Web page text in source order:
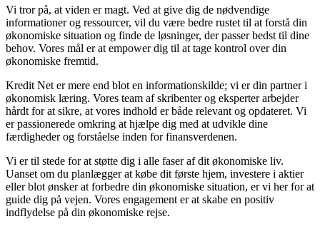
Vi tror på, at viden er magt. Ved at give dig de nødvendige
informationer og ressourcer, vil du være bedre rustet til at forstå din
økonomiske situation og finde de løsninger, der passer bedst til dine
behov. Vores mål er at empower dig til at tage kontrol over din
økonomiske fremtid.
Kredit Net er mere end blot en informationskilde; vi er din partner i
økonomisk læring. Vores team af skribenter og eksperter arbejder
hårdt for at sikre, at vores indhold er både relevant og opdateret. Vi
er passionerede omkring at hjælpe dig med at udvikle dine
færdigheder og forståelse inden for finansverdenen.
Vi er til stede for at støtte dig i alle faser af dit økonomiske liv.
Uanset om du planlægger at købe dit første hjem, investere i aktier
eller blot ønsker at forbedre din økonomiske situation, er vi her for at
guide dig på vejen. Vores engagement er at skabe en positiv
indflydelse på din økonomiske rejse.